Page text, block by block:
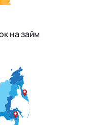
на займ